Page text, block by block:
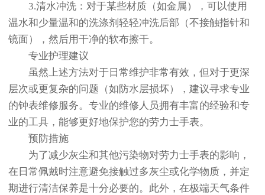
3.清水冲洗：对于某些材质（如金属），可以使用
温水和少量温和的洗涤剂轻轻冲洗后部（不接触指针和
镜面），然后用干净的软布擦干。
专业护理建议
虽然上述方法对于日常维护非常有效，但对于更深
层次或更复杂的问题（如防水层损坏），建议寻求专业
的钟表维修服务。专业的维修人员拥有丰富的经验和专
业的工具，能够更好地保护您的劳力士手表。
预防措施
为了减少灰尘和其他污染物对劳力士手表的影响，
在日常佩戴时注意避免接触过多灰尘或化学物质，并定
期进行清洁保养是十分必要的。此外，在极端天气条件